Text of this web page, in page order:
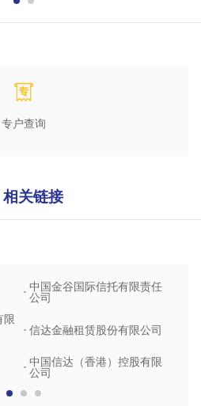
专户查询
相关链接
限
中国金谷国际信托有限责任
公司
信达金融租赁股份有限公司
中国信达（香港）控股有限
公司